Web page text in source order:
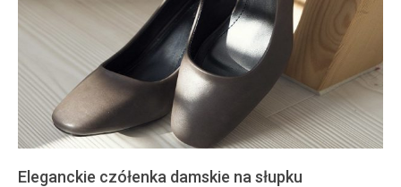
Eleganckie czółenka damskie na słupku